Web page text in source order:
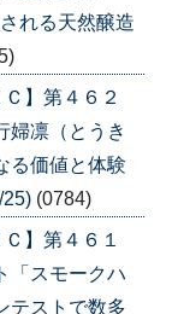
れる天然醸造
】第４６２
凛（とうき
る価値と体験
25) (0784)
】第４６１
「スモークハ
テストで数多